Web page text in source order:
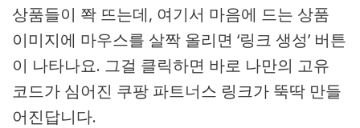
상품들이 쫙 뜨는데, 여기서 마음에 드는 상품
이미지에 마우스를 살짝 올리면 ‘링크 생성’ 버튼
이 나타나요. 그걸 클릭하면 바로 나만의 고유
코드가 심어진 쿠팡 파트너스 링크가 뚝딱 만들
어진답니다.